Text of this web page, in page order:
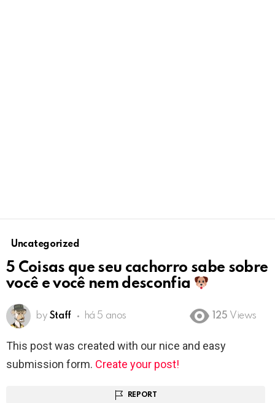
Uncategorized
5 Coisas que seu cachorro sabe sobre
você e você nem desconfia
by Staff há 5 anos 125 Views
This post was created with our nice and easy
submission form. Create your post!
REPORT